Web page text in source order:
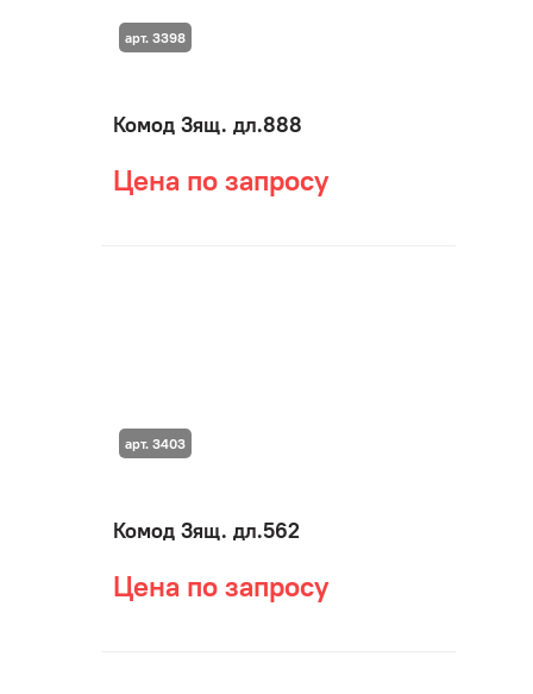
Комод 3ящ. дл.888
Цена по запросу
арт. 3398
Комод 3ящ. дл.562
Цена по запросу
арт. 3403